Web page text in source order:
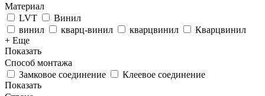
Материал
LVT
Винил
винил
кварц-винил кварцвинил
Кварцвинил
+ Еще
Показать
Способ монтажа
Замковое соединение
Клеевое соединение
Показать